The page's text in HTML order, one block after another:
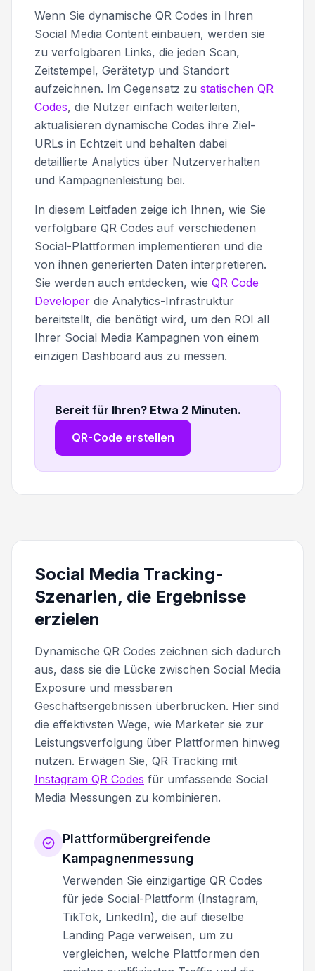
Wenn Sie dynamische QR Codes in Ihren
Social Media Content einbauen, werden sie
zu verfolgbaren Links, die jeden Scan,
Zeitstempel, Gerätetyp und Standort
aufzeichnen. Im Gegensatz zu statischen QR
Codes, die Nutzer einfach weiterleiten,
aktualisieren dynamische Codes ihre Ziel-
URLs in Echtzeit und behalten dabei
detaillierte Analytics über Nutzerverhalten
und Kampagnenleistung bei.
In diesem Leitfaden zeige ich Ihnen, wie Sie
verfolgbare QR Codes auf verschiedenen
Social-Plattformen implementieren und die
von ihnen generierten Daten interpretieren.
Sie werden auch entdecken, wie QR Code
Developer die Analytics-Infrastruktur
bereitstellt, die benötigt wird, um den ROI all
Ihrer Social Media Kampagnen von einem
einzigen Dashboard aus zu messen.
Bereit für Ihren? Etwa 2 Minuten.
QR-Code erstellen
Social Media Tracking-
Szenarien, die Ergebnisse
erzielen
Dynamische QR Codes zeichnen sich dadurch
aus, dass sie die Lücke zwischen Social Media
Exposure und messbaren
Geschäftsergebnissen überbrücken. Hier sind
die effektivsten Wege, wie Marketer sie zur
Leistungsverfolgung über Plattformen hinweg
nutzen. Erwägen Sie, QR Tracking mit
Instagram QR Codes für umfassende Social
Media Messungen zu kombinieren.
Plattformübergreifende
Kampagnenmessung
Verwenden Sie einzigartige QR Codes
für jede Social-Plattform (Instagram,
TikTok, LinkedIn), die auf dieselbe
Landing Page verweisen, um zu
vergleichen, welche Plattformen den